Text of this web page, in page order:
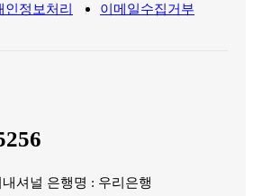
인정보처리 이메일수집거부
셔널 은행명 : 우리은행